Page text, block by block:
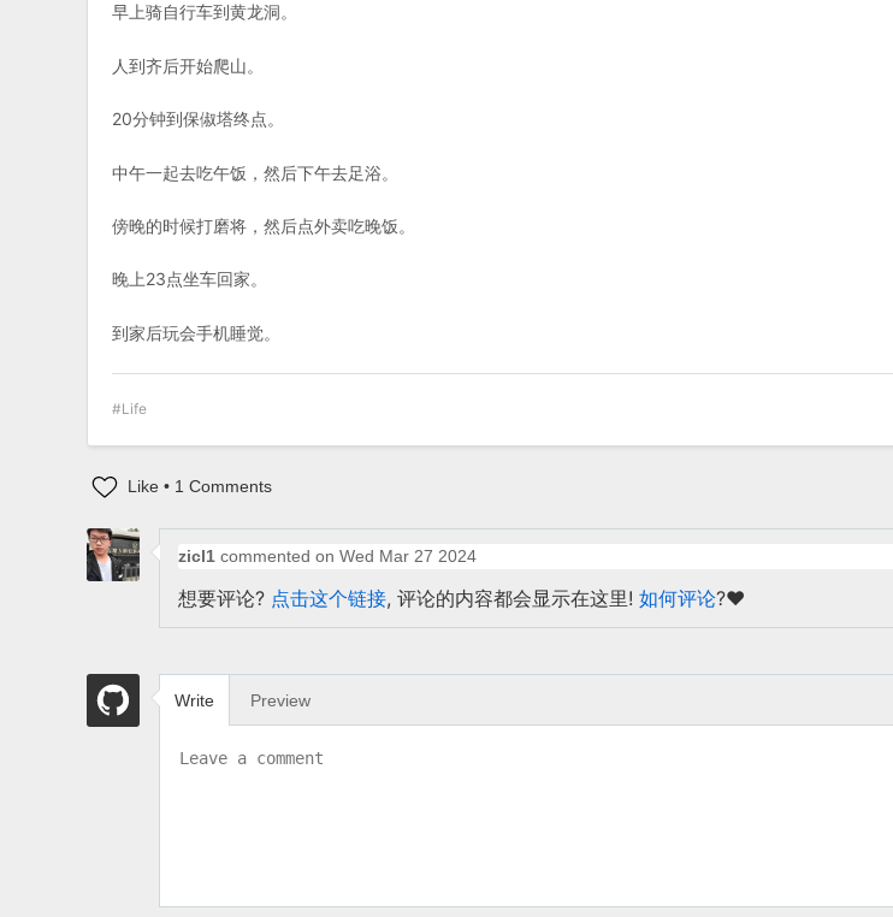
早上骑自行车到黄龙洞。
人到齐后开始爬山。
20分钟到保俶塔终点。
中午一起去吃午饭，然后下午去足浴。
傍晚的时候打磨将，然后点外卖吃晚饭。
晚上23点坐车回家。
到家后玩会手机睡觉。
Life
Like• 1 Comments
zicl1commented onWed Mar 27 2024
想要评论? 点击这个链接, 评论的内容都会显示在这里!如何评论?❤
Write Preview